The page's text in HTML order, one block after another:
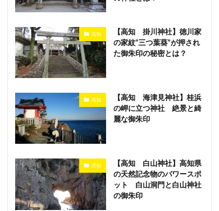
高知
【高知 掛川神社】徳川家
の家紋”三つ葉葵”が押され
た御朱印の秘密とは？
高知
【高知 海津見神社】桂浜
の岬に立つ神社 絶景と綺
麗な御朱印
高知
【高知 白山神社】高知県
の天然記念物のパワースポ
ット 白山洞門と白山神社
の御朱印